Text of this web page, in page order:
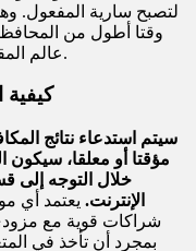
لتصبح سارية المفعول.
وقتا أطول من
عالم المقامرة بسبب أدلة عد البطاقات الخاصة به.
كيفية
سيتم استدعاء نتائج
مؤقتا أو معلقا،
خلال التوجه إلى
الإنترنت. يعتمد أي
شراكات قوية مع مزودي
بمجرد أن تأخذ في